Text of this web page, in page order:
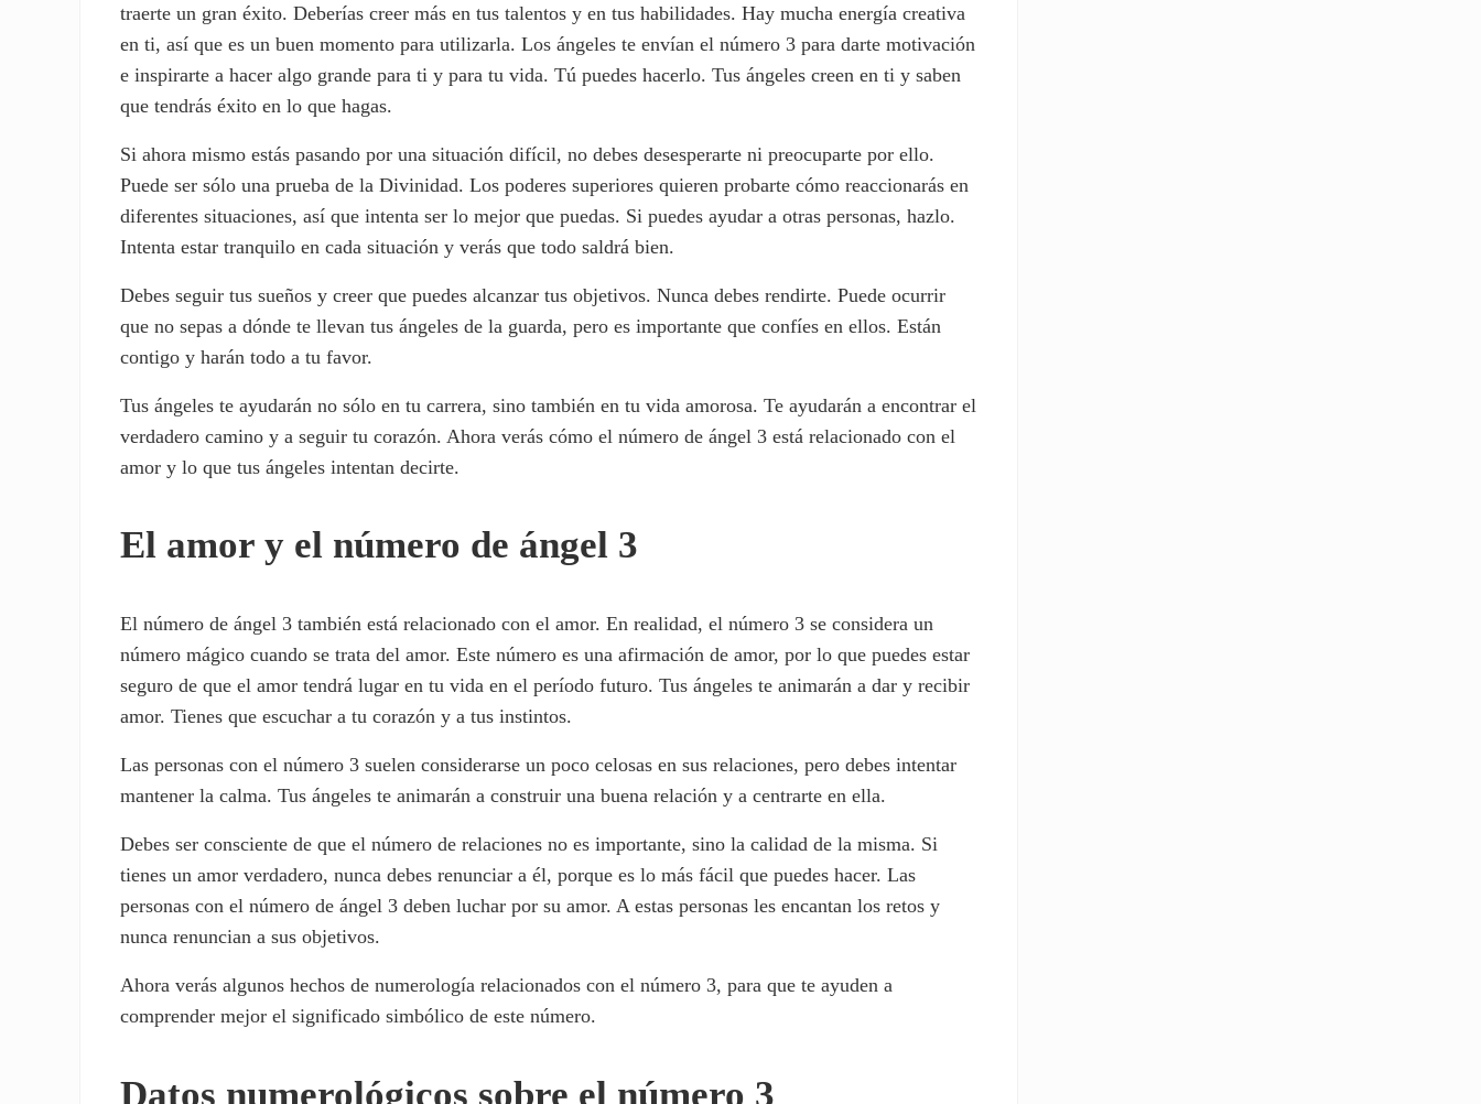
traerte un gran éxito. Deberías creer más en tus talentos y en tus habilidades. Hay mucha energía creativa
en ti, así que es un buen momento para utilizarla. Los ángeles te envían el número 3 para darte motivación
e inspirarte a hacer algo grande para ti y para tu vida. Tú puedes hacerlo. Tus ángeles creen en ti y saben
que tendrás éxito en lo que hagas.
Si ahora mismo estás pasando por una situación difícil, no debes desesperarte ni preocuparte por ello.
Puede ser sólo una prueba de la Divinidad. Los poderes superiores quieren probarte cómo reaccionarás en
diferentes situaciones, así que intenta ser lo mejor que puedas. Si puedes ayudar a otras personas, hazlo.
Intenta estar tranquilo en cada situación y verás que todo saldrá bien.
Debes seguir tus sueños y creer que puedes alcanzar tus objetivos. Nunca debes rendirte. Puede ocurrir
que no sepas a dónde te llevan tus ángeles de la guarda, pero es importante que confíes en ellos. Están
contigo y harán todo a tu favor.
Tus ángeles te ayudarán no sólo en tu carrera, sino también en tu vida amorosa. Te ayudarán a encontrar el
verdadero camino y a seguir tu corazón. Ahora verás cómo el número de ángel 3 está relacionado con el
amor y lo que tus ángeles intentan decirte.
El amor y el número de ángel 3
El número de ángel 3 también está relacionado con el amor. En realidad, el número 3 se considera un
número mágico cuando se trata del amor. Este número es una afirmación de amor, por lo que puedes estar
seguro de que el amor tendrá lugar en tu vida en el período futuro. Tus ángeles te animarán a dar y recibir
amor. Tienes que escuchar a tu corazón y a tus instintos.
Las personas con el número 3 suelen considerarse un poco celosas en sus relaciones, pero debes intentar
mantener la calma. Tus ángeles te animarán a construir una buena relación y a centrarte en ella.
Debes ser consciente de que el número de relaciones no es importante, sino la calidad de la misma. Si
tienes un amor verdadero, nunca debes renunciar a él, porque es lo más fácil que puedes hacer. Las
personas con el número de ángel 3 deben luchar por su amor. A estas personas les encantan los retos y
nunca renuncian a sus objetivos.
Ahora verás algunos hechos de numerología relacionados con el número 3, para que te ayuden a
comprender mejor el significado simbólico de este número.
Datos numerológicos sobre el número 3